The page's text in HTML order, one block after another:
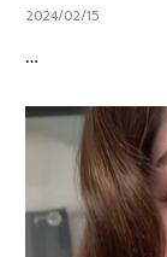
2024/02/15
…